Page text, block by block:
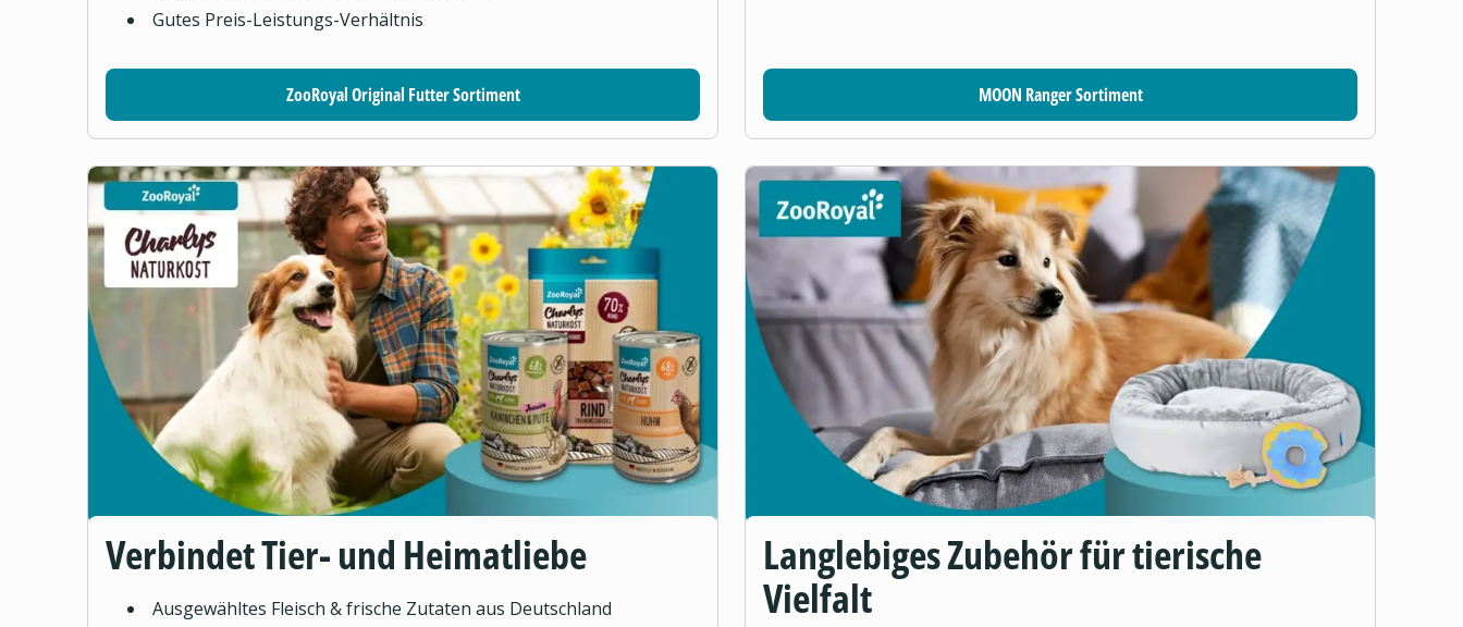
Gutes Preis-Leistungs-Verhältnis
ZooRoyal Original Futter Sortiment MOON Ranger Sortiment
Verbindet Tier- und Heimatliebe
Ausgewähltes Fleisch & frische Zutaten aus Deutschland
Langlebiges Zubehör für tierische
Vielfalt